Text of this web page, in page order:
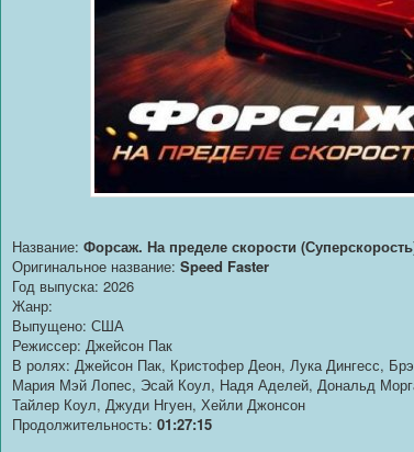
Название: Форсаж. На пределе скорости
Оригинальное название: Speed Faster
Год выпуска: 2026
Жанр:
Выпущено: США
Режиссер: Джейсон Пак
В ролях: Джейсон Пак, Кристофер Деон, Лука Дингесс,
Мария Мэй Лопес, Эсай Коул, Надя Аделей, Дональд
Тайлер Коул, Джуди Нгуен, Хейли Джонсон
Продолжительность: 01:27:15